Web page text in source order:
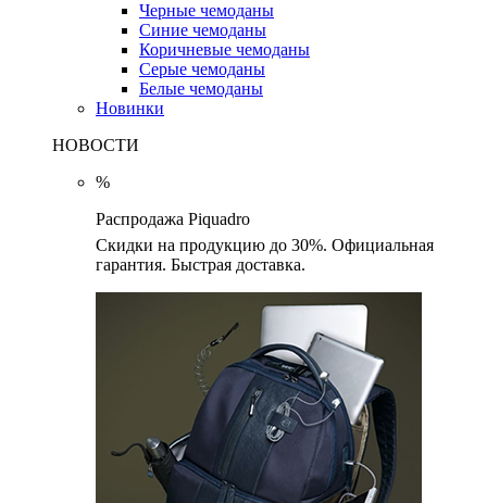
Черные чемоданы
Синие чемоданы
Коричневые чемоданы
Серые чемоданы
Белые чемоданы
Новинки
НОВОСТИ
%
Распродажа Piquadro
Скидки на продукцию до 30%. Официальная
гарантия. Быстрая доставка.